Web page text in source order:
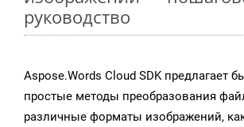
руководство
Aspose.Words Cloud SDK предлагает
простые методы преобразования
различные форматы изображений,